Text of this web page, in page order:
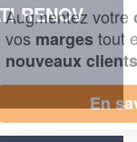
RENOV
d'affaireset
de
plus